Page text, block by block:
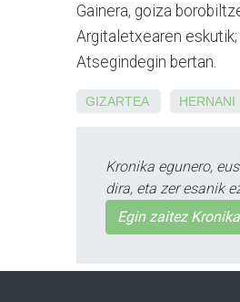
Gainera, goiza
Argitaletxearen
Atsegindegin bertan.
GIZARTEA HERNANI
Kronika egunero,
dira, eta zer esanik
Egin zaitez